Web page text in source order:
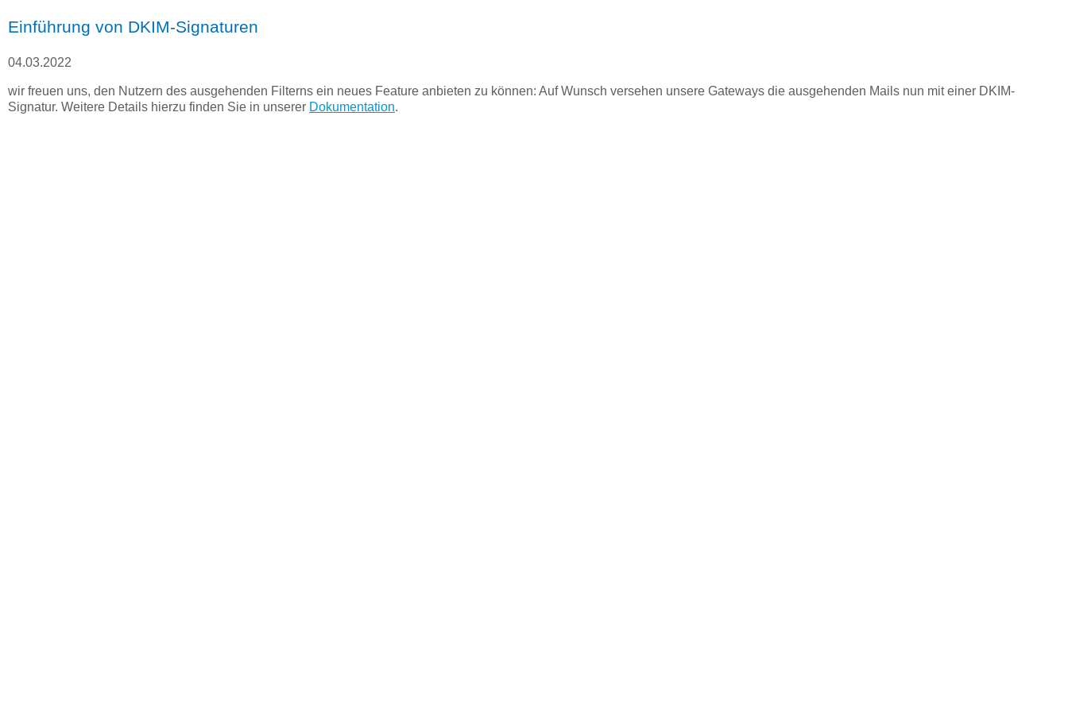
Einführung von DKIM-Signaturen
04.03.2022
wir freuen uns, den Nutzern des ausgehenden Filterns ein neues Feature anbieten zu können: Auf Wunsch versehen unsere Gateways die ausgehenden Mails nun mit einer DKIM-
Signatur. Weitere Details hierzu finden Sie in unserer Dokumentation.